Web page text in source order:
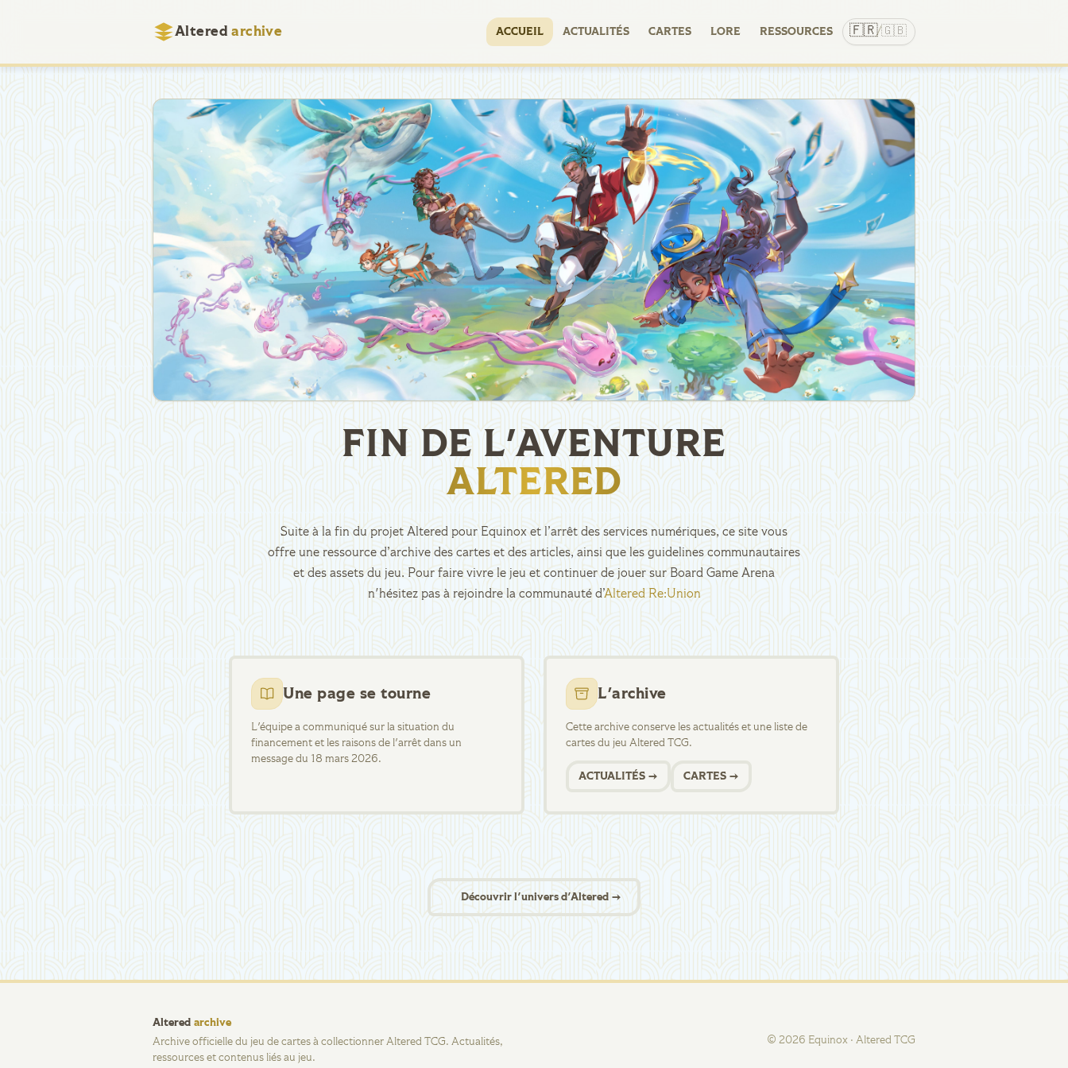
Altered archive ACCUEIL ACTUALITÉS CARTES LORE RESSOURCES 🇫🇷/🇬🇧
FIN DE L'AVENTURE
ALTERED
Suite à la fin du projet Altered pour Equinox et l’arrêt des services numériques, ce site vous
offre une ressource d’archive des cartes et des articles, ainsi que les guidelines communautaires
et des assets du jeu. Pour faire vivre le jeu et continuer de jouer sur Board Game Arena
n'hésitez pas à rejoindre la communauté d’Altered Re:Union
Une page se tourne
L'équipe a communiqué sur la situation du
financement et les raisons de l'arrêt dans un
message du 18 mars 2026.
L'archive
Cette archive conserve les actualités et une liste de
cartes du jeu Altered TCG.
ACTUALITÉS → CARTES →
Découvrir l'univers d'Altered →
Altered archive
Archive officielle du jeu de cartes à collectionner Altered TCG. Actualités,
ressources et contenus liés au jeu.
© 2026 Equinox · Altered TCG